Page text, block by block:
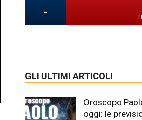
-
GLI ULTIMI ARTICOLI
Oroscopo
oggi: le